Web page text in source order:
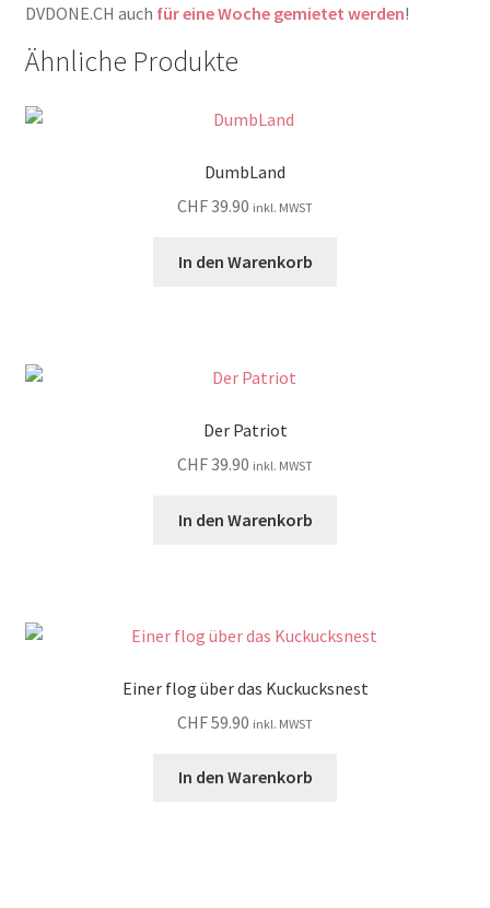
DVDONE.CH auch für eine Woche gemietet werden!
Ähnliche Produkte
DumbLand
CHF39.90 inkl. MWST
In den Warenkorb
Der Patriot
CHF39.90 inkl. MWST
In den Warenkorb
Einer flog über das Kuckucksnest
CHF59.90 inkl. MWST
In den Warenkorb